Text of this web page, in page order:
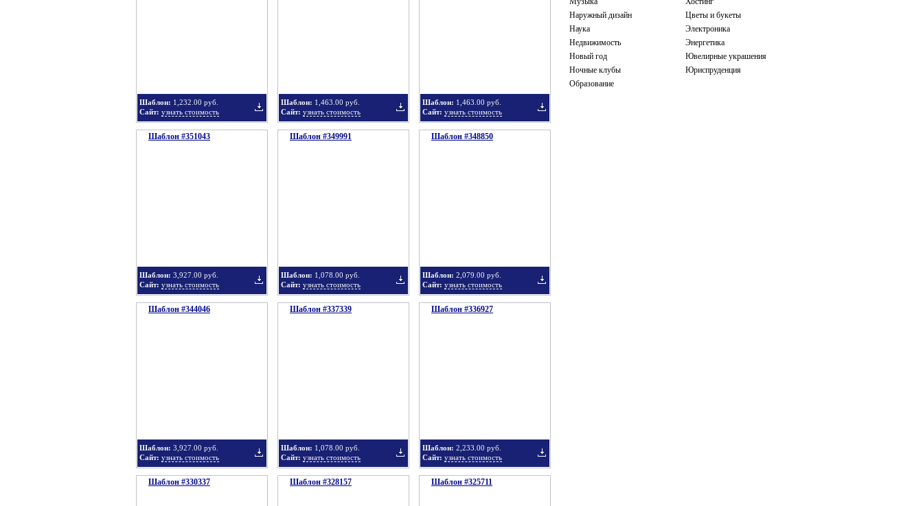
Наружный дизайн
Наука
Недвижимость
Новый год
Ночные клубы
Образование
Цветы и букеты
Электроника
Энергетика
Ювелирные украшения
Юриспруденция
Шаблон: 1,232.00 руб.
Сайт: узнать стоимость
Шаблон: 1,463.00 руб.
Сайт: узнать стоимость
Шаблон: 1,463.00 руб.
Сайт: узнать стоимость
Шаблон #351043
Шаблон: 3,927.00 руб.
Сайт: узнать стоимость
Шаблон #349991
Шаблон: 1,078.00 руб.
Сайт: узнать стоимость
Шаблон #348850
Шаблон: 2,079.00 руб.
Сайт: узнать стоимость
Шаблон #344046
Шаблон: 3,927.00 руб.
Сайт: узнать стоимость
Шаблон #337339
Шаблон: 1,078.00 руб.
Сайт: узнать стоимость
Шаблон #336927
Шаблон: 2,233.00 руб.
Сайт: узнать стоимость
Шаблон #330337 Шаблон #328157 Шаблон #325711